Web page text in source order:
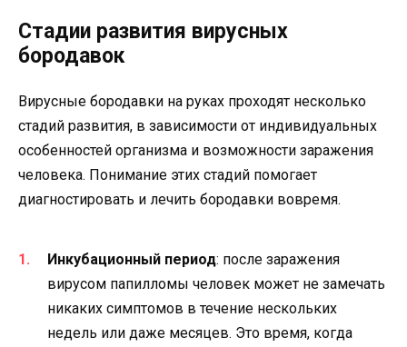
Стадии развития вирусных
бородавок
Вирусные бородавки на руках проходят несколько
стадий развития, в зависимости от индивидуальных
особенностей организма и возможности заражения
человека. Понимание этих стадий помогает
диагностировать и лечить бородавки вовремя.
Инкубационный период: после заражения
вирусом папилломы человек может не замечать
никаких симптомов в течение нескольких
недель или даже месяцев. Это время, когда